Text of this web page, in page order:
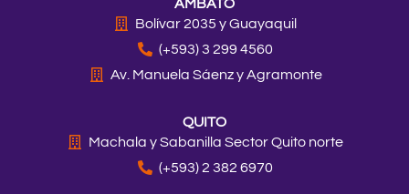
o
k
k
d
i
t
r
AMBATO
Bolívar 2035 y Guayaquil
(+593) 3 299 4560
Av. Manuela Sáenz y Agramonte
QUITO
Machala y Sabanilla Sector Quito norte
(+593) 2 382 6970